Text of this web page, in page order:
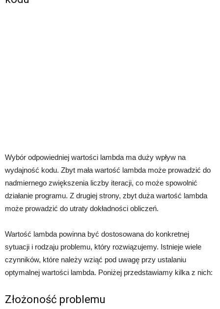
Wybór odpowiedniej wartości lambda ma duży wpływ na
wydajność kodu. Zbyt mała wartość lambda może prowadzić do
nadmiernego zwiększenia liczby iteracji, co może spowolnić
działanie programu. Z drugiej strony, zbyt duża wartość lambda
może prowadzić do utraty dokładności obliczeń.
Wartość lambda powinna być dostosowana do konkretnej
sytuacji i rodzaju problemu, który rozwiązujemy. Istnieje wiele
czynników, które należy wziąć pod uwagę przy ustalaniu
optymalnej wartości lambda. Poniżej przedstawiamy kilka z nich:
Złożoność problemu